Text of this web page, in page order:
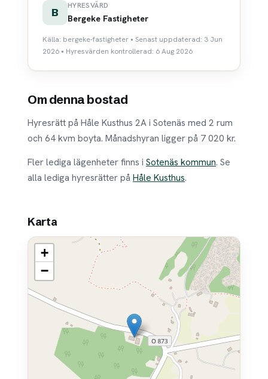
B
HYRESVÄRD
Bergeke Fastigheter
Källa: bergeke-fastigheter • Senast uppdaterad: 3 Jun
2026 • Hyresvärden kontrollerad: 6 Aug 2026
Om denna bostad
Hyresrätt på Håle Kusthus 2A i Sotenäs med 2 rum
och 64 kvm boyta. Månadshyran ligger på 7 020 kr.
Fler lediga lägenheter finns i Sotenäs kommun. Se
alla lediga hyresrätter på Håle Kusthus.
Karta
+
−